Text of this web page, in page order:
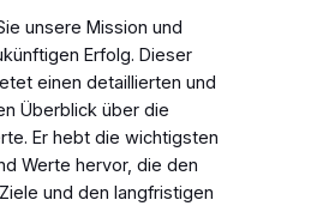
unsere Mission und
Erfolg. Dieser
einen detaillierten und
Überblick über die
Er hebt die wichtigsten
Werte hervor, die den
und den langfristigen